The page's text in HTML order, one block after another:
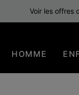
Voir les offres
HOMME